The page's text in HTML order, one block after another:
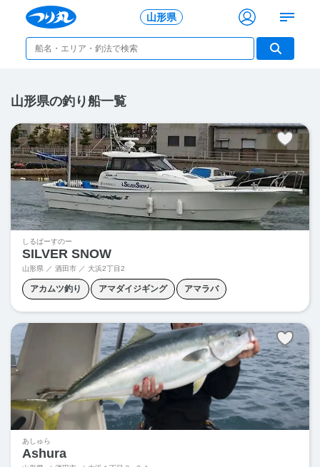
山形県
山形県の釣り船一覧
しるばーすのー
SILVER SNOW
山形県 ／ 酒田市 ／ 大浜2丁目2
アカムツ釣り アマダイジギング アマラバ
キャスティング ジギング タイラバ
ヒラマサキャスティング
あしゅら
Ashura